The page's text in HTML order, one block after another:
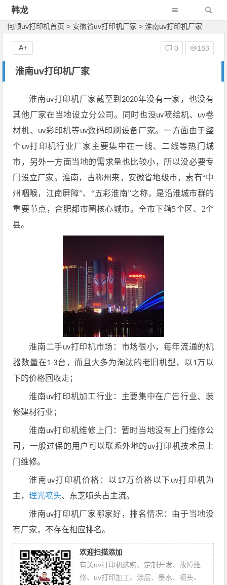
韩龙
何顺uv打印机首页 > 安徽省uv打印机厂家 > 淮南uv打印机厂家
淮南uv打印机厂家
0 183
A+
淮南uv打印机厂家截至到 2020年没有一家，也没有
其他厂家在当地设立分公司。同时也没uv喷绘机、 uv卷
材机、 uv彩印机等uv数码印刷设备厂家。一方面由于整
个uv打印机行业厂家主要集中在一线、二线等热门城
市，另外一方面当地的需求量也比较小，所以没必要专
门设立厂家。淮南，古称州来，安徽省地级市，素有“中
州咽喉，江南屏障”、“五彩淮南”之称，是沿淮城市群的
重要节点，合肥都市圈核心城市。全市下辖5个区、2个
县。
淮南二手uv打印机市场：市场很小，每年流通的机
器数量在1-3台，而且大多为淘汰的老旧机型，以 1万以
下的价格回收走；
淮南uv打印机加工行业：主要集中在广告行业、装
修建材行业；
淮南uv打印机维修上门：暂时当地没有上门维修公
司，一般过保的用户可以联系外地的uv打印机技术员上
门维修。
淮南 uv打印机价格：以 17万价格以下uv打印机为
主， 理光喷头、东芝喷头占主流。
淮南uv打印机厂家哪家好，排名情况：由于当地没
有厂家，不存在相应排名。
欢迎扫描添加
有关uv打印机选购、定制开发、故障维
修、uv打印加工、涂层、墨水、喷头、